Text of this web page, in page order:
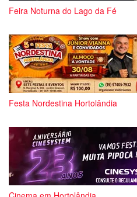
Feira Noturna do Lago da Fé
Festa Nordestina Hortolândia